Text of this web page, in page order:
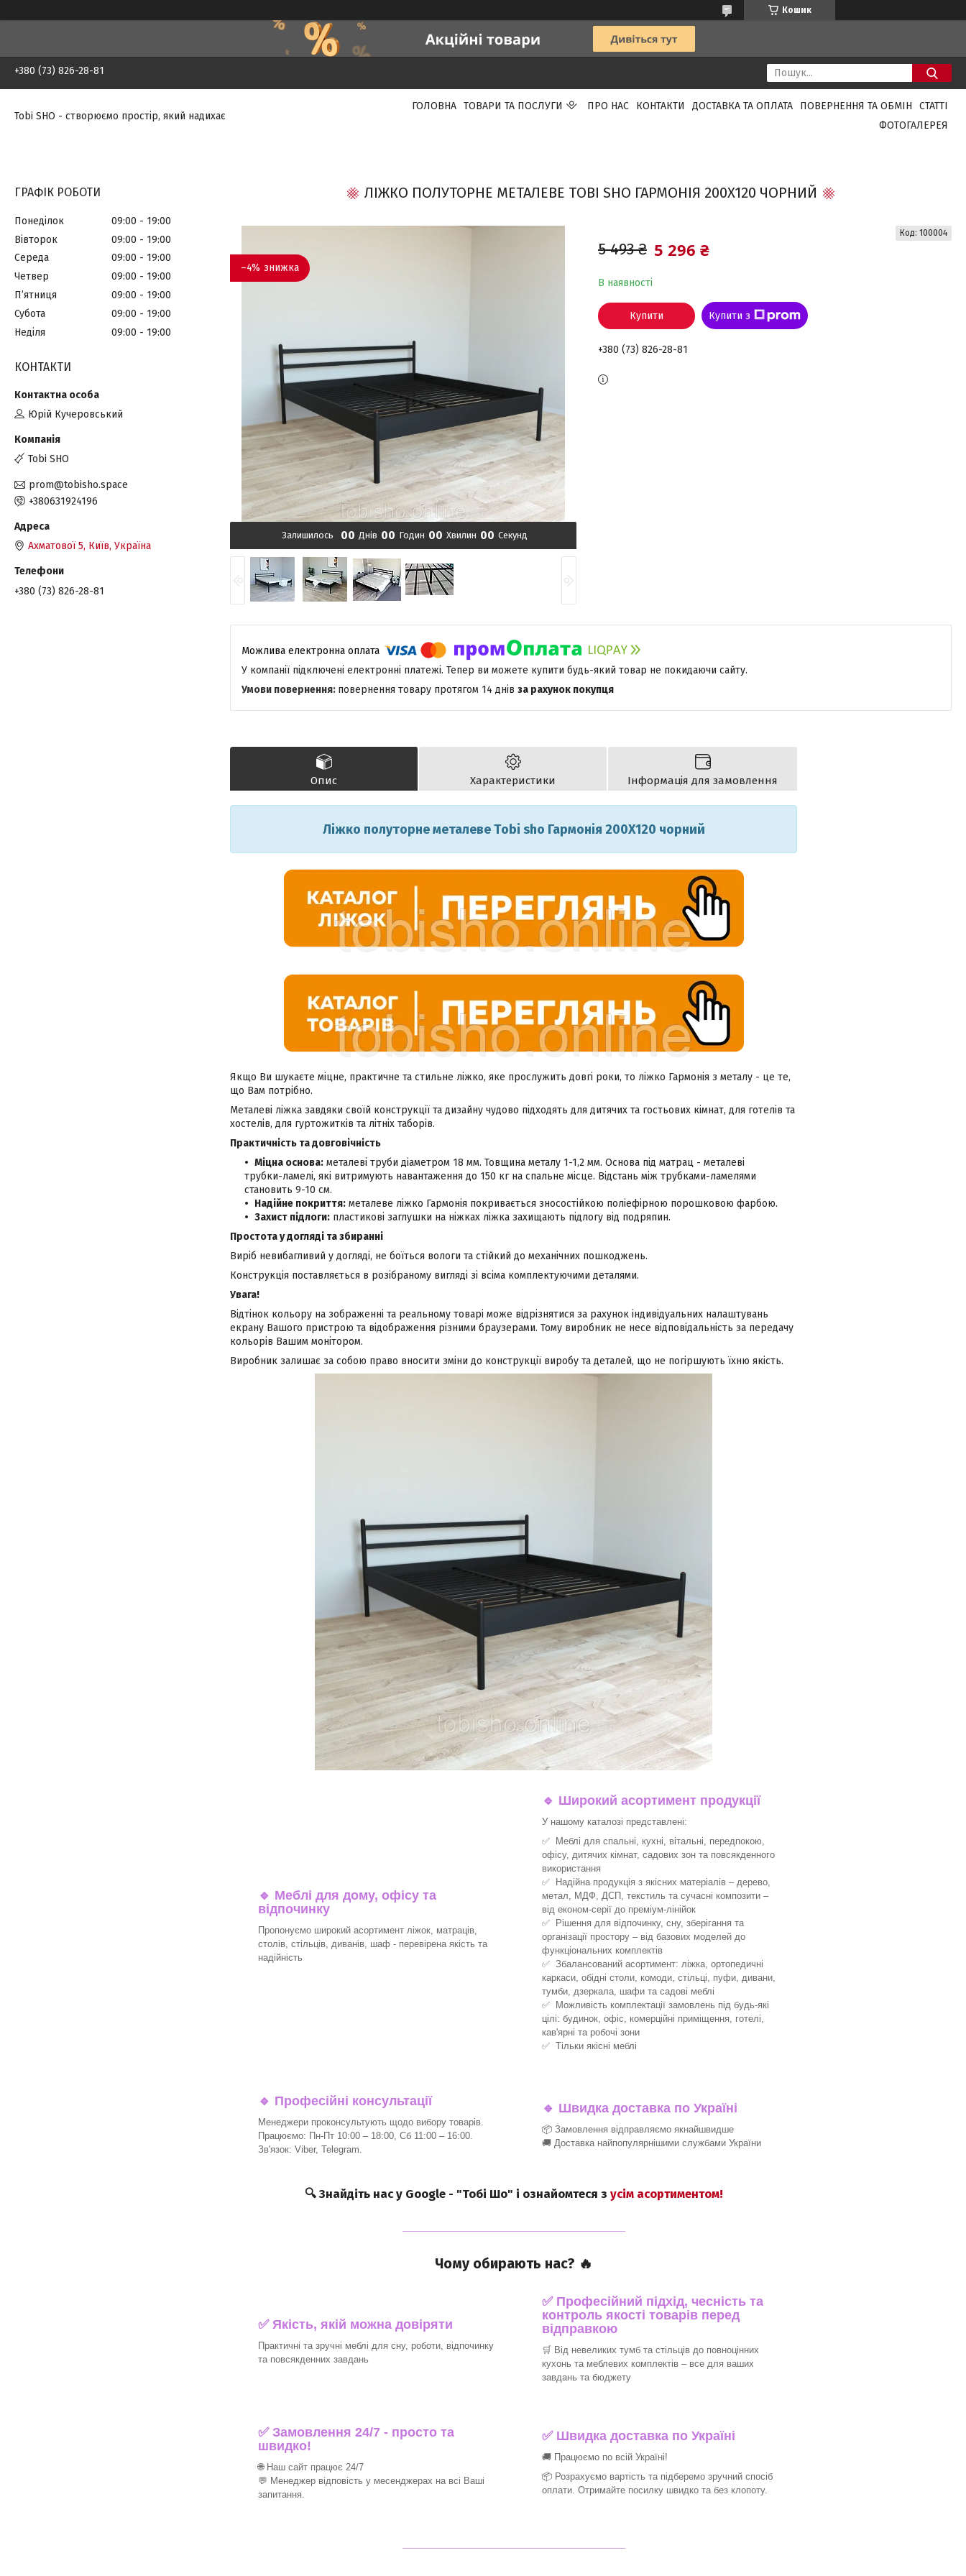
Кошик
+380 (73) 826-28-81
Tobi SHO - створюємо простір, який надихає
ГОЛОВНА ТОВАРИ ТА ПОСЛУГИ ПРО НАС КОНТАКТИ ДОСТАВКА ТА ОПЛАТА ПОВЕРНЕННЯ ТА ОБМІН
СТАТТІ
ФОТОГАЛЕРЕЯ
ЛІЖКО ПОЛУТОРНЕ МЕТАЛЕВЕ ТOBI SHO ГАРМОНІЯ 200X120 ЧОРНИЙ
–4%
Залишилось 00 Днів 00 Годин 00 Хвилин 00 Секунд
5 493 ₴ 5 296 ₴
В наявності
Код: 100004
Купити Купити з
+380 (73) 826-28-81
У компанії підключені електронні платежі. Тепер ви можете купити будь-який товар не покидаючи сайту.
повернення товару протягом 14 днів за рахунок покупця
Опис Характеристики Інформація для замовлення
Ліжко полуторне металеве Тobi sho Гармонія 200X120 чорний
Якщо Ви шукаєте міцне, практичне та стильне ліжко, яке прослужить довгі роки, то ліжко Гармонія з металу - це те,
що Вам потрібно.
Металеві ліжка завдяки своїй конструкції та дизайну чудово підходять для дитячих та гостьових кімнат, для готелів та
хостелів, для гуртожитків та літніх таборів.
Практичність та довговічність
Міцна основа: металеві труби діаметром 18 мм. Товщина металу 1-1,2 мм. Основа під матрац - металеві
трубки-ламелі, які витримують навантаження до 150 кг на спальне місце. Відстань між трубками-ламелями
становить 9-10 см.
Надійне покриття: металеве ліжко Гармонія покривається зносостійкою поліефірною порошковою фарбою.
Захист підлоги: пластикові заглушки на ніжках ліжка захищають підлогу від подряпин.
Простота у догляді та збиранні
Виріб невибагливий у догляді, не боїться вологи та стійкий до механічних пошкоджень.
Конструкція поставляється в розібраному вигляді зі всіма комплектуючими деталями.
Увага!
Відтінок кольору на зображенні та реальному товарі може відрізнятися за рахунок індивідуальних налаштувань
екрану Вашого пристрою та відображення різними браузерами. Тому виробник не несе відповідальність за передачу
кольорів Вашим монітором.
Виробник залишає за собою право вносити зміни до конструкції виробу та деталей, що не погіршують їхню якість.
🔹 Меблі для дому, офісу та
відпочинку
Пропонуємо широкий асортимент ліжок, матраців,
столів, стільців, диванів, шаф - перевірена якість та
надійність
🔹 Широкий асортимент продукції
У нашому каталозі представлені:
✅ Меблі для спальні, кухні, вітальні, передпокою,
офісу, дитячих кімнат, садових зон та повсякденного
використання
✅ Надійна продукція з якісних матеріалів – дерево,
метал, МДФ, ДСП, текстиль та сучасні композити –
від економ-серії до преміум-лінійок
✅ Рішення для відпочинку, сну, зберігання та
організації простору – від базових моделей до
функціональних комплектів
✅ Збалансований асортимент: ліжка, ортопедичні
каркаси, обідні столи, комоди, стільці, пуфи, дивани,
тумби, дзеркала, шафи та садові меблі
✅ Можливість комплектації замовлень під будь-які
цілі: будинок, офіс, комерційні приміщення, готелі,
кав'ярні та робочі зони
✅ Тільки якісні меблі
🔹 Професійні консультації
Менеджери проконсультують щодо вибору товарів.
Працюємо: Пн-Пт 10:00 – 18:00, Сб 11:00 – 16:00.
Зв'язок: Viber, Telegram.
🔹 Швидка доставка по Україні
📦 Замовлення відправляємо якнайшвидше
🚚 Доставка найпопулярнішими службами України
🔍 Знайдіть нас у Google - "Тобі Шо" і ознайомтеся з усім асортиментом!
Чому обирають нас? 🔥
✅ Якість, якій можна довіряти
Практичні та зручні меблі для сну, роботи, відпочинку
та повсякденних завдань
✅ Професійний підхід, чесність та
контроль якості товарів перед
відправкою
🛒 Від невеликих тумб та стільців до повноцінних
кухонь та меблевих комплектів – все для ваших
завдань та бюджету
✅ Замовлення 24/7 - просто та
швидко!
🌐 Наш сайт працює 24/7
💬 Менеджер відповість у месенджерах на всі Ваші
запитання.
✅ Швидка доставка по Україні
🚚 Працюємо по всій Україні!
📦 Розрахуємо вартість та підберемо зручний спосіб
оплати. Отримайте посилку швидко та без клопоту.
ГРАФІК РОБОТИ
Понеділок 09:00
19:00
Вівторок
09:00
19:00
Середа
09:00
19:00
Четвер
09:00
19:00
Пʼятниця
09:00
19:00
Субота
09:00
19:00
Неділя
09:00 19:00
КОНТАКТИ
Юрій Кучеровський
Tobi SHO
prom@tobisho.space
+380631924196
Ахматової 5, Київ, Україна
+380 (73) 826-28-81